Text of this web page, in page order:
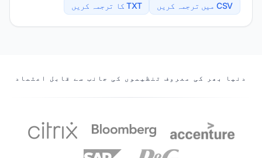
CSV میں ترجمہ کریں
TXT کا ترجمہ کریں
ہمارے پارٹنرز
دنیا بھر کی معروف تنظیموں کی جانب سے قابل اعتماد